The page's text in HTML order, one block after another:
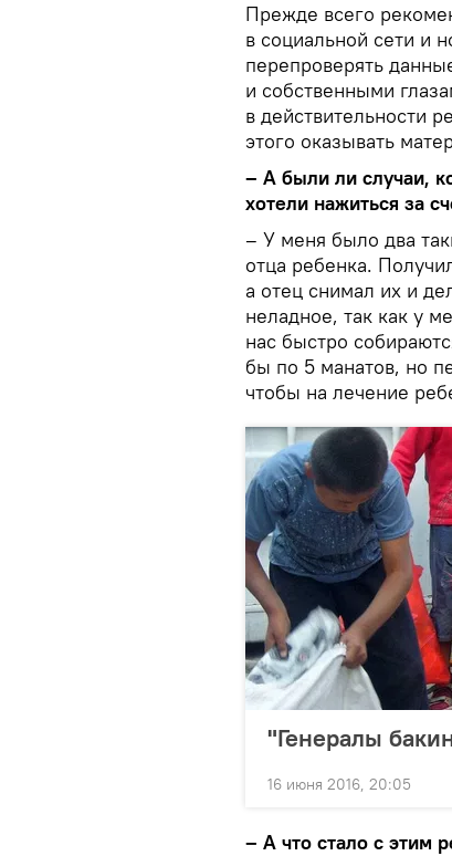
Прежде всего
в социальной сети и
перепроверять
и собственными
в действительности
этого оказывать
– А были ли случаи,
хотели нажиться за
– У меня было два
отца ребенка.
а отец снимал их и
неладное, так как у
нас быстро
бы по 5 манатов, но
чтобы на лечение
"Генералы
16 июня 2016, 20:05
– А что стало с этим